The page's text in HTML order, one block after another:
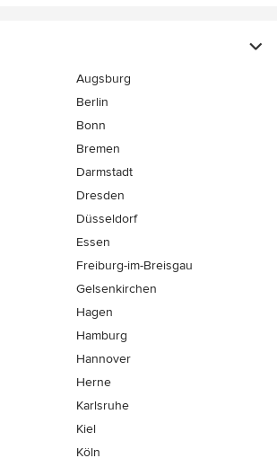
Augsburg
Berlin
Bonn
Bremen
Darmstadt
Dresden
Düsseldorf
Essen
Freiburg-im-Breisgau
Gelsenkirchen
Hagen
Hamburg
Hannover
Herne
Karlsruhe
Kiel
Köln